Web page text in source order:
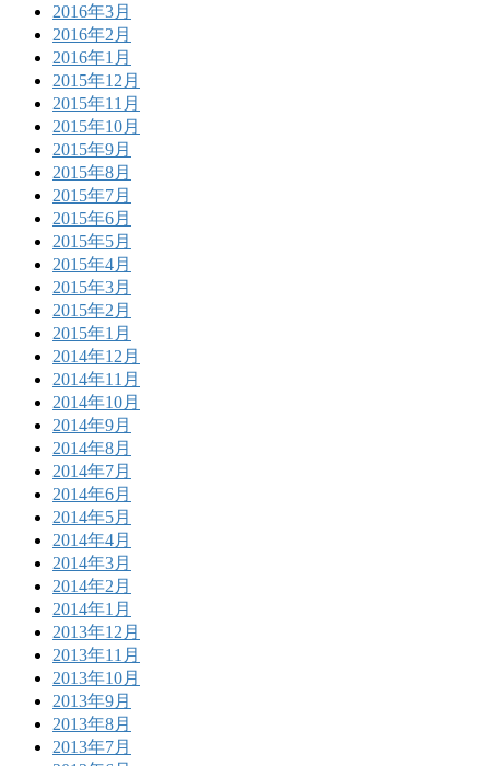
2016年3月
2016年2月
2016年1月
2015年12月
2015年11月
2015年10月
2015年9月
2015年8月
2015年7月
2015年6月
2015年5月
2015年4月
2015年3月
2015年2月
2015年1月
2014年12月
2014年11月
2014年10月
2014年9月
2014年8月
2014年7月
2014年6月
2014年5月
2014年4月
2014年3月
2014年2月
2014年1月
2013年12月
2013年11月
2013年10月
2013年9月
2013年8月
2013年7月